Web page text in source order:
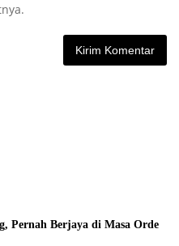
Pernah Berjaya di Masa Orde